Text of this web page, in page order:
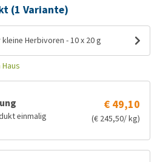
(1 Variante)
kleine Herbivoren - 10 x 20 g
einmalig
€ 49,10
(€ 245,50/ kg)